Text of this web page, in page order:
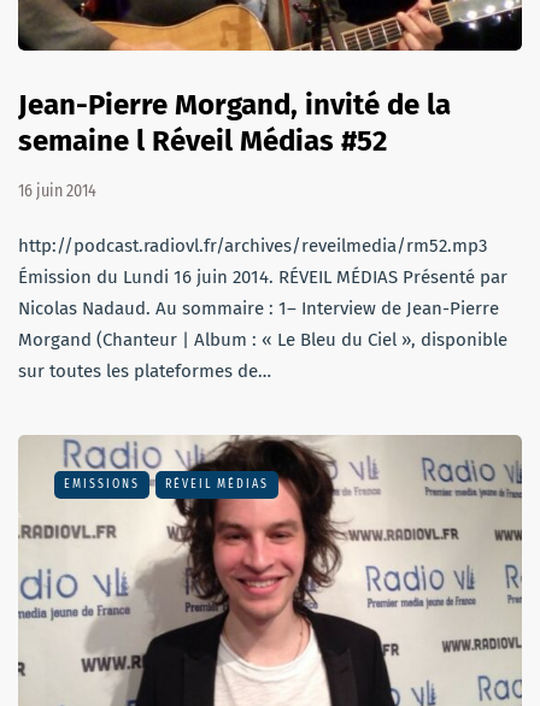
Jean-Pierre Morgand, invité de la
semaine l Réveil Médias #52
16 juin 2014
http://podcast.radiovl.fr/archives/reveilmedia/rm52.mp3
Émission du Lundi 16 juin 2014. RÉVEIL MÉDIAS Présenté par
Nicolas Nadaud. Au sommaire : 1– Interview de Jean-Pierre
Morgand (Chanteur | Album : « Le Bleu du Ciel », disponible
sur toutes les plateformes de…
EMISSIONS RÉVEIL MÉDIAS